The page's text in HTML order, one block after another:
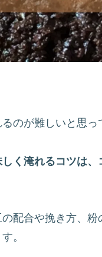
るのが難しいと思
く 淹れるコツは、
配合や挽き方、
。